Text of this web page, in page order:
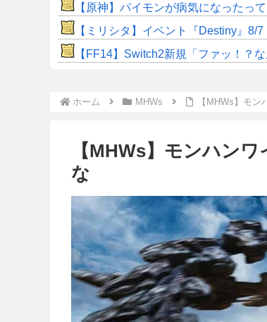
【原神】パイモンが病気になったっ
【ミリシタ】イベント『Destiny』8/
【FF14】Switch2新規「ファッ！？
ホーム MHWs 【MHWs】モ
【MHWs】モンハン
な